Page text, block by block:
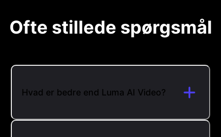
Ofte stillede spørgsmål
Hvad er bedre end Luma AI Video?